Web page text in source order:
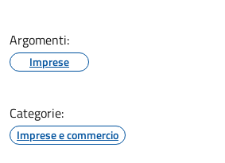
Argomenti:
Imprese
Categorie:
Imprese e commercio